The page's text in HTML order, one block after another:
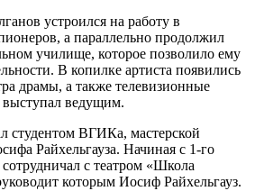
устроился на работу в
а параллельно продолжил
училище, которое позволило ему
В копилке артиста появились
драмы, а также телевизионные
ведущим.
студентом ВГИКа, мастерской
Райхельгауза. Начиная с 1-го
с театром «Школа
которым Иосиф Райхельгауз.